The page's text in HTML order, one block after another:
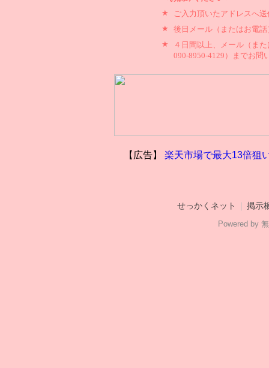
★
ご入力頂いたアドレスへ
★ 後日メール（またはお電
★
４日間以上、メール（ま
090-8950-4129）までお問
【広告】 楽天市場で最大13倍狙
せっかくネット 掲示
Powered by